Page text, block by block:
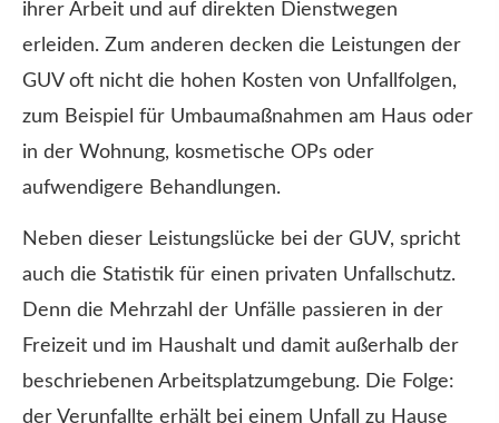
ihrer Arbeit und auf direkten Dienstwegen
erleiden. Zum anderen decken die Leistungen der
GUV oft nicht die hohen Kosten von Unfallfolgen,
zum Beispiel für Umbaumaßnahmen am Haus oder
in der Wohnung, kosmetische OPs oder
aufwendigere Behandlungen.
Neben dieser Leistungslücke bei der GUV, spricht
auch die Statistik für einen privaten Unfallschutz.
Denn die Mehrzahl der Unfälle passieren in der
Freizeit und im Haushalt und damit außerhalb der
beschriebenen Arbeitsplatzumgebung. Die Folge:
der Verunfallte erhält bei einem Unfall zu Hause